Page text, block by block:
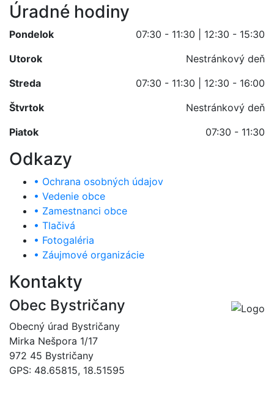
Úradné hodiny
Pondelok
07:30 - 11:30 | 12:30 - 15:30
Utorok
Nestránkový deň
Streda
07:30 - 11:30 | 12:30 - 16:00
Štvrtok
Nestránkový deň
Piatok
07:30 - 11:30
Odkazy
• Ochrana osobných údajov
• Vedenie obce
• Zamestnanci obce
• Tlačivá
• Fotogaléria
• Záujmové organizácie
Kontakty
Obec Bystričany
Obecný úrad Bystričany
Mirka Nešpora 1/17
972 45 Bystričany
GPS: 48.65815, 18.51595